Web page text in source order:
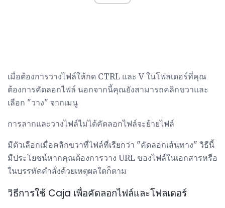
เมื่อต้องการวางไฟล์ให้กด CTRL และ V ในโฟลเดอร์ที่คุณ
ต้องการคัดลอกไฟล์ นอกจากนี้คุณยังสามารถคลิกขวาและ
เลือก "วาง" จากเมนู
การลากและวางไฟล์ไม่ได้คัดลอกไฟล์จะย้ายไฟล์
มีตัวเลือกเมื่อคลิกขวาที่ไฟล์ที่เรียกว่า "คัดลอกเส้นทาง" วิธีนี้
มีประโยชน์หากคุณต้องการวาง URL ของไฟล์ในเอกสารหรือ
ในบรรทัดคำสั่งด้วยเหตุผลใดก็ตาม
วิธีการใช้ Caja เพื่อคัดลอกไฟล์และโฟลเดอร์